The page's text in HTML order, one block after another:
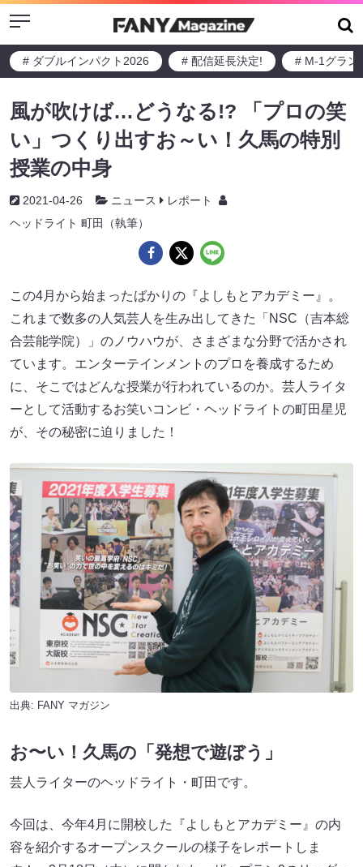
Menu
# ダブルインパクト2026 # 配信延長決定! # M-1グラン
風が吹けば…どうなる!? 「プロの笑
い」つくり出すお～い！久馬の特別
授業の中身
2021-04-26 ニュース
レポート
ヘッドライト 町田（執筆）
この4月から始まったばかりの『よしもとアカデミー』。
これまで数多の人気芸人を生み出してきた「NSC（吉本総
合芸能学院）」のノウハウが、さまざまな分野で活かされ
ています。エンターテインメントのプロを養成するため
に、そこではどんな授業が行われているのか。芸人ライタ
ーとして活動するお笑いコンビ・ヘッドライトの町田星児
が、その秘密に迫りました！
出典: FANY マガジン
お〜い！久馬の「発想で遊ぼう」
芸人ライターのヘッドライト・町田です。
今回は、今年4月に開校した『よしもとアカデミー』の内
容を紹介するオープンスクールの様子をレポートしま